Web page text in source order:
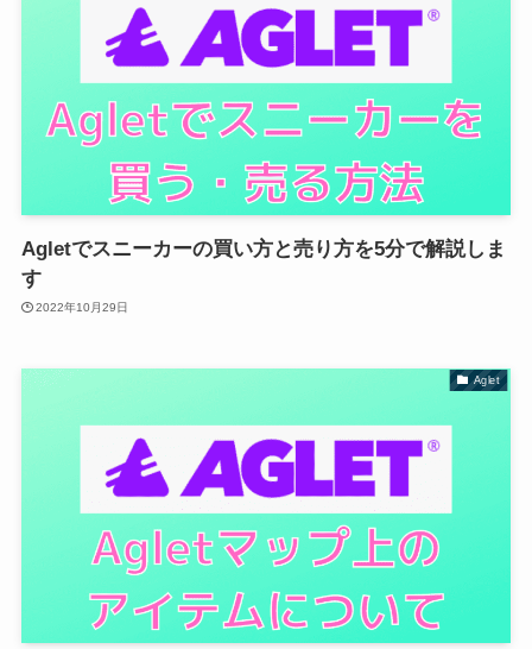
Agletでスニーカーの買い方と売り方を5分で解説しま
す
2022年10月29日
Aglet